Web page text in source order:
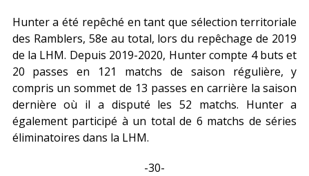
Hunter a été repêché en tant que sélection territoriale
des Ramblers, 58e au total, lors du repêchage de 2019
de la LHM. Depuis 2019-2020, Hunter compte 4 buts et
20 passes en 121 matchs de saison régulière, y
compris un sommet de 13 passes en carrière la saison
dernière où il a disputé les 52 matchs. Hunter a
également participé à un total de 6 matchs de séries
éliminatoires dans la LHM.
-30-